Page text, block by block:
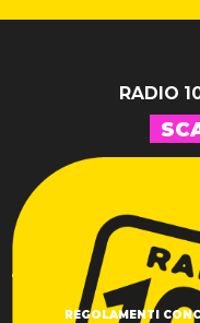
RADIO
REGOLAMENTI